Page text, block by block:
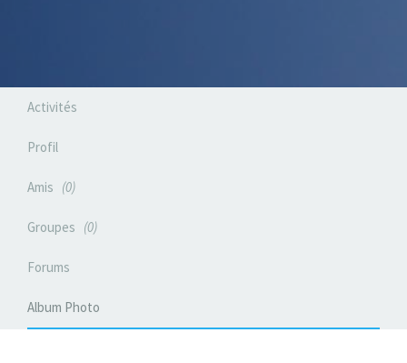
Activités
Profil
Amis 0
Groupes 0
Forums
Album Photo